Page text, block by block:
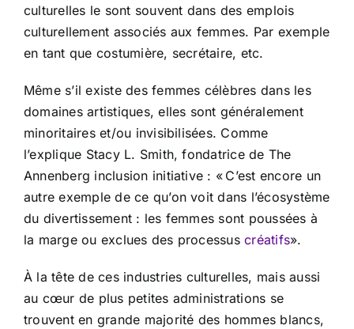
culturelles le sont souvent dans des emplois
culturellement associés aux femmes. Par exemple
en tant que costumière, secrétaire, etc.
Même s’il existe des femmes célèbres dans les
domaines artistiques, elles sont généralement
minoritaires et/ou invisibilisées. Comme
l’explique Stacy L. Smith, fondatrice de The
Annenberg inclusion initiative : « C’est encore un
autre exemple de ce qu’on voit dans l’écosystème
du divertissement : les femmes sont poussées à
la marge ou exclues des processuscréatifs».
À la tête de ces industries culturelles, mais aussi
au cœur de plus petites administrations se
trouvent en grande majorité des hommes blancs,